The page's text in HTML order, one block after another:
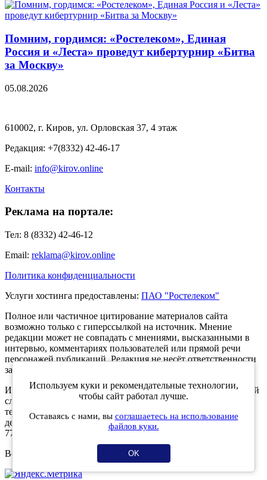
Помним, гордимся: «Ростелеком», Единая
Россия и «Леста» проведут кибертурнир «Битва
за Москву»
05.08.2026
610002, г. Киров, ул. Орловская 37, 4 этаж
Редакция: +7(8332) 42-46-17
E-mail: info@kirov.online
Контакты
Реклама на портале:
Тел: 8 (8332) 42-46-12
Email: reklama@kirov.online
Политика конфиденциальности
Услуги хостинга предоставлены: ПАО "Ростелеком"
Полное или частичное цитирование материалов сайта
возможно только с гиперссылкой на источник. Мнение
редакции может не совпадать с мнениями, высказанными в
интервью, комментариях пользователей или прямой речи
персонажей публикаций. Редакция не несёт ответственности
за текст комментариев читателей.
Интернет-портал Kirov.online зарегистрирован в Федеральной
службе по надзору в сфере связи, информационных
технологий и массовых коммуникаций (Роскомнадзор) 5
декабря 2019 года. Регистрационный номер ЭЛ № ФС 77 -
77189.
Возрастное ограничение 12+
Используем куки и рекомендательные технологии,
чтобы сайт работал лучше.
Оставаясь с нами, вы соглашаетесь на использование
файлов куки.
OK